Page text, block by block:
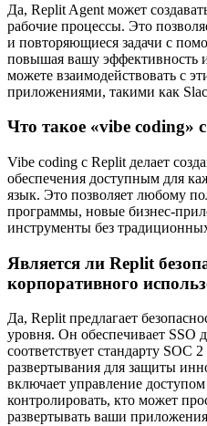
Да, Replit Agent может
рабочие процессы. Это
и повторяющиеся задачи с
повышая вашу эффективность
можете взаимодействовать с
приложениями, такими как
Что такое «vibe coding»
Vibe coding с Replit делает
обеспечения доступным для
язык. Это позволяет любому
программы, новые бизнес-
инструменты без
Является ли Replit
корпоративного
Да, Replit предлагает
уровня. Он обеспечивает SSO
соответствует стандарту SOC
развертывания для защиты
включает управление
контролировать, кто может
развертывать ваши